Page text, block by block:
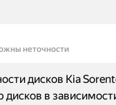
неточности
дисков Kia
дисков в